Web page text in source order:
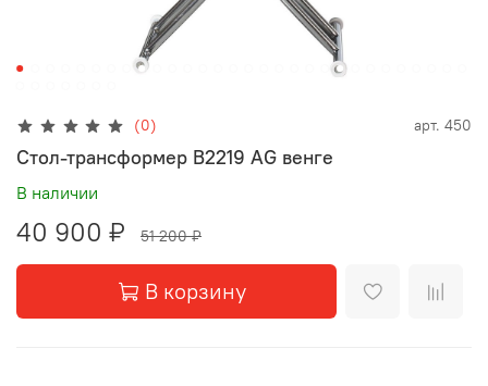
(0) арт. 450
Стол-трансформер В2219 AG венге
В наличии
40 900 ₽ 51 200 ₽
В корзину